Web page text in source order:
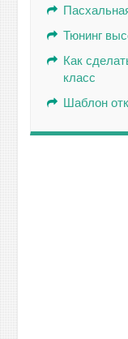
Тюнинг
Как
класс
Шаблон